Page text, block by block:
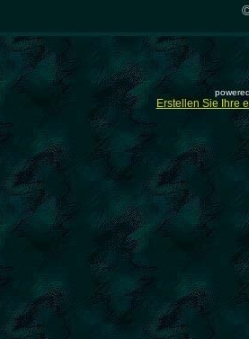
Erstellen Sie Ihre